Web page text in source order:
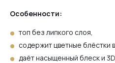
Shell
Flash
Особенности:
топ без липкого слоя,
содержит цветные блёстки
даёт насыщенный блеск и